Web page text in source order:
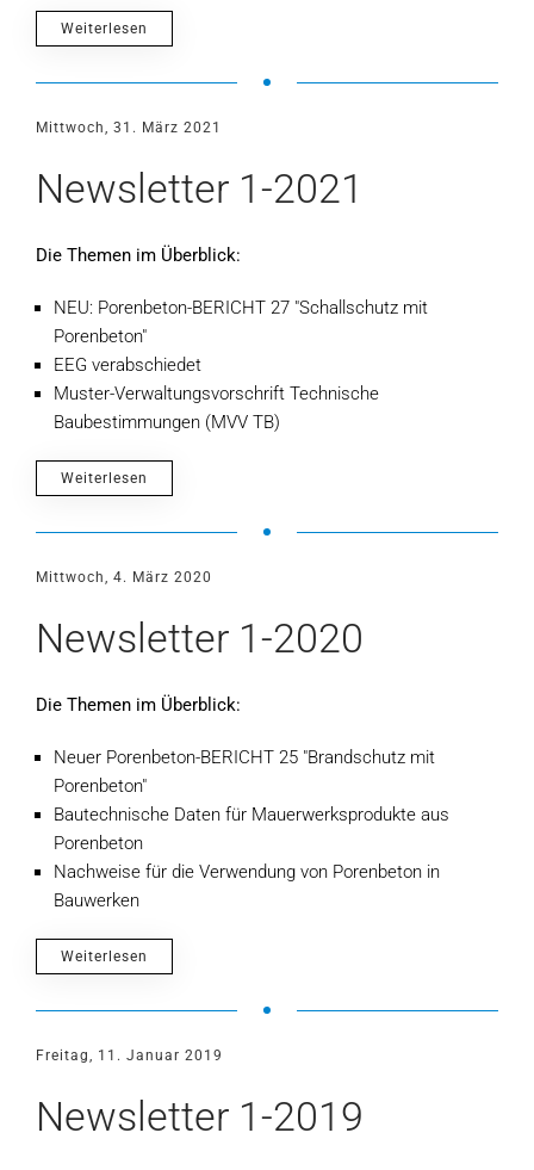
Weiterlesen
Mittwoch, 31. März 2021
Newsletter 1-2021
Die Themen im Überblick:
NEU: Porenbeton-BERICHT 27 "Schallschutz mit
Porenbeton"
EEG verabschiedet
Muster-Verwaltungsvorschrift Technische
Baubestimmungen (MVV TB)
Weiterlesen
Mittwoch, 4. März 2020
Newsletter 1-2020
Die Themen im Überblick:
Neuer Porenbeton-BERICHT 25 "Brandschutz mit
Porenbeton"
Bautechnische Daten für Mauerwerksprodukte aus
Porenbeton
Nachweise für die Verwendung von Porenbeton in
Bauwerken
Weiterlesen
Freitag, 11. Januar 2019
Newsletter 1-2019